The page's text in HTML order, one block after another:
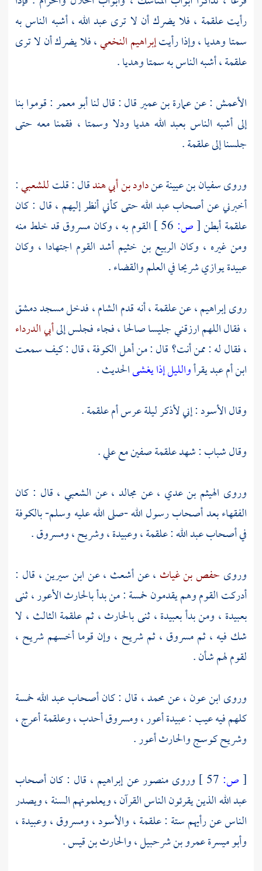
رأيتعلقمة ، فلا يضرك أن لا ترىعبد الله، أشبه الناس به
سمتا وهديا ، وإذا رأيتإبراهيم النخعي، فلا يضرك أن لا ترى
علقمة، أشبه الناس به سمتا وهديا .
الأعمش: عنعمارة بن عميرقال : قال لناأبو معمر: قوموا بنا
إلى أشبه الناس بعبد الله هديا ودلا وسمتا ، فقمنا معه حتى
جلسنا إلىعلقمة.
وروىسفيان بن عيينةعنداود بن أبي هندقال : قلتللشعبي:
أخبرني عن أصحابعبد اللهحتى كأني أنظر إليهم ، قال : كان
علقمةأبطن[ص: القوم به ، وكانمسروققد خلط منه
ومن غيره ، وكان الربيع بن خثيم أشد القوم اجتهادا ، وكان
عبيدةيوازيشريحافي العلم والقضاء .
روىإبراهيم، عنعلقمة، أنه قدمالشام، فدخل مسجددمشق
، فقال اللهم ارزقني جليسا صالحا ، فجاء فجلس إلىأبي الدرداء
، فقال له : ممن أنت؟ قال : منأهلالكوفة، قال : كيف سمعت
ابن أم عبديقرأوالليل إذا يغشىالحديث .
وقالالأسود: إني لأذكر ليلة عرسأم علقمة.
وقالشباب :شهدعلقمةصفينمععلي.
وروى الهيثم بن عدي ، عن مجالد ، عن الشعبي ، قال : كان
الفقهاء بعد أصحاب رسول الله -صلى الله عليه وسلم-بالكوفة
في أصحابعبد الله:علقمة،وعبيدة،وشريح،ومسروق.
وروى حفص بن غياث ، عنأشعث ، عنابن سيرين، قال :
أدركت القوم وهم يقدمون خمسة : من بدأبالحارث الأعور، ثنى
بعبيدة ، ومن بدأبعبيدة، ثنىبالحارث، ثمعلقمةالثالث ، لا
شك فيه ، ثممسروق ، ثمشريح ، وإن قوما أخسهمشريح ،
لقوم لهم شأن .
وروىابن عون، عنمحمد، قال : كان أصحابعبد اللهخمسة
كلهم فيه عيب :عبيدةأعور ،ومسروقأحدب ،وعلقمةأعرج ،
وشريحكوسجوالحارثأعور .
[ص: وروىمنصورعنإبراهيم ، قال : كان أصحاب
عبد اللهالذين يقرئون الناس القرآن ، ويعلمونهم السنة ، ويصدر
الناس عن رأيهم ستة :علقمة، والأسود،ومسروق ، وعبيدة ،
وأبو ميسرة عمرو بن شرحبيل ، والحارث بن قيس .